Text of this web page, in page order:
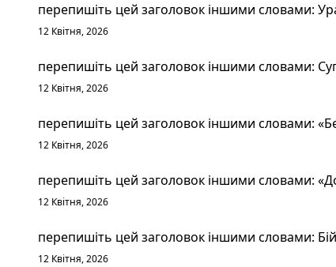
перепишіть цей заголовок іншими словами:
12 Квітня, 2026
перепишіть цей заголовок іншими словами:
12 Квітня, 2026
перепишіть цей заголовок іншими словами:
12 Квітня, 2026
перепишіть цей заголовок іншими словами:
12 Квітня, 2026
перепишіть цей заголовок іншими словами:
12 Квітня, 2026